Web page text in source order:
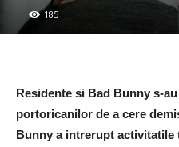
185
Residente si Bad Bunny s-
portoricanilor de a cere
Bunny a intrerupt activitatile